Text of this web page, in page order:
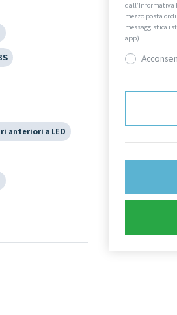
anteriori a LED
dall’Informativa
mezzo posta
messaggistica
app).